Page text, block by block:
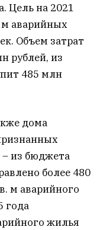
Цель на 2021
м аварийных
Объем затрат
рублей, из
485 млн
дома
из бюджета
более 480
м аварийного
года
жилья